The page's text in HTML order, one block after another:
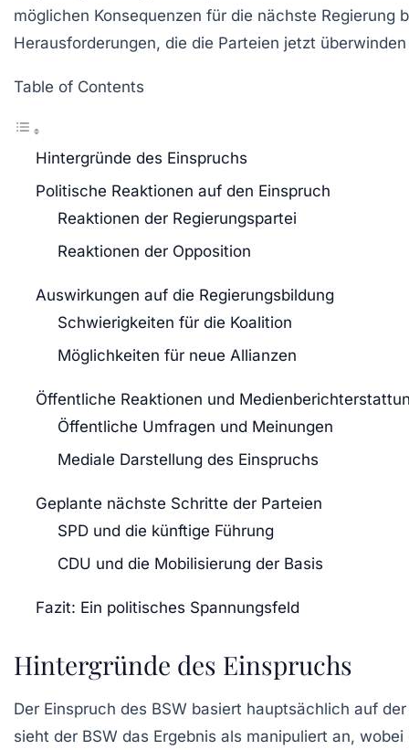
möglichen Konsequenzen für die nächste
Herausforderungen, die die Parteien jetzt
Table of Contents
Hintergründe des Einspruchs
Politische Reaktionen auf den Einspruch
Reaktionen der Regierungspartei
Reaktionen der Opposition
Auswirkungen auf die Regierungsbildung
Schwierigkeiten für die Koalition
Möglichkeiten für neue Allianzen
Öffentliche Reaktionen und
Öffentliche Umfragen und Meinungen
Mediale Darstellung des Einspruchs
Geplante nächste Schritte der Parteien
SPD und die künftige Führung
CDU und die Mobilisierung der Basis
Fazit: Ein politisches Spannungsfeld
Hintergründe des Einspruchs
Der Einspruch des BSW basiert hauptsächlich auf
sieht der BSW das Ergebnis als manipuliert an,